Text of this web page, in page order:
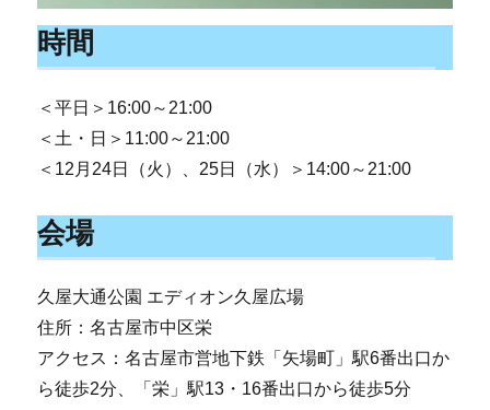
時間
＜平日＞16:00～21:00
＜土・日＞11:00～21:00
＜12月24日（火）、25日（水）＞14:00～21:00
会場
久屋大通公園 エディオン久屋広場
住所：名古屋市中区栄
アクセス：名古屋市営地下鉄「矢場町」駅6番出口か
ら徒歩2分、「栄」駅13・16番出口から徒歩5分